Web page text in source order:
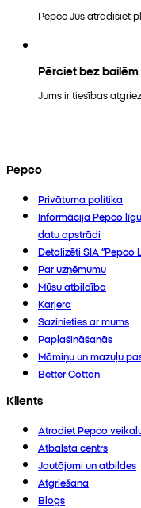
Pepco Jūs atradīsiet
Pērciet bez bailēm
Jums ir tiesības
Pepco
Privātuma politika
Informācija Pepco
datu apstrādi
Detalizēti SIA
Par uzņēmumu
Mūsu atbildība
Karjera
Sazinieties ar mums
Paplašināšanās
Māmiņu un mazuļu
Better Cotton
Klients
Atrodiet Pepco
Atbalsta centrs
Jautājumi un atbildes
Atgriešana
Blogs